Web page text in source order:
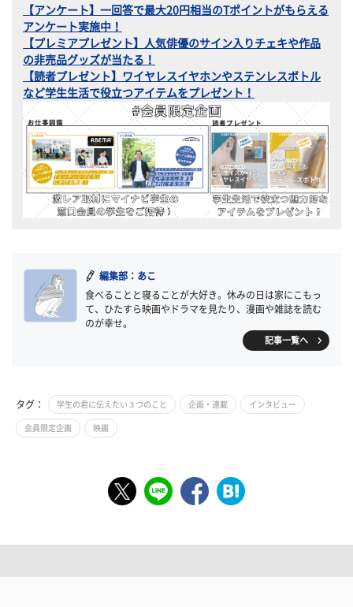
【アンケート】一回答で最大20円相当のTポイントがもらえる
アンケート実施中！
【プレミアプレゼント】人気俳優のサイン入りチェキや作品
の非売品グッズが当たる！
【読者プレゼント】ワイヤレスイヤホンやステンレスボトル
など学生生活で役立つアイテムをプレゼント！
編集部：あこ
食べることと寝ることが大好き。休みの日は家にこもっ
て、ひたすら映画やドラマを見たり、漫画や雑誌を読む
のが幸せ。
記事一覧へ
タグ： 学生の君に伝えたい３つのこと 企画・連載 インタビュー
会員限定企画 映画